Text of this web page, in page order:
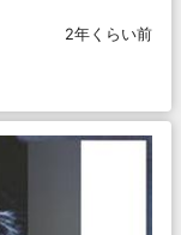
2年くらい前